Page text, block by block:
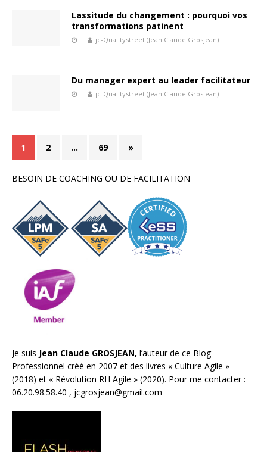
Lassitude du changement : pourquoi vos
transformations patinent
jc-Qualitystreet (Jean Claude Grosjean)
Du manager expert au leader facilitateur
jc-Qualitystreet (Jean Claude Grosjean)
1 2 … 69 »
BESOIN DE COACHING OU DE FACILITATION
Je suis Jean Claude GROSJEAN, l’auteur de ce Blog
Professionnel créé en 2007 et des livres « Culture Agile »
(2018) et « Révolution RH Agile » (2020). Pour me contacter :
06.20.98.58.40 , jcgrosjean@gmail.com